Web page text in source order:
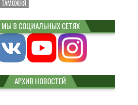
ТАМОЖНЯ
МЫ В СОЦИАЛЬНЫХ СЕТЯХ
АРХИВ НОВОСТЕЙ